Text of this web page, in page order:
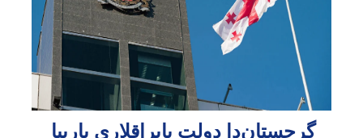
گرجستان‌دا دولت بایراقلاری یارییا